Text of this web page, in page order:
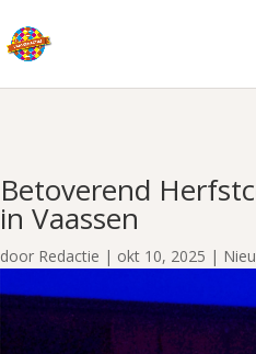
Betoverend
in Vaassen
door Redactie | okt 10, 2025 |